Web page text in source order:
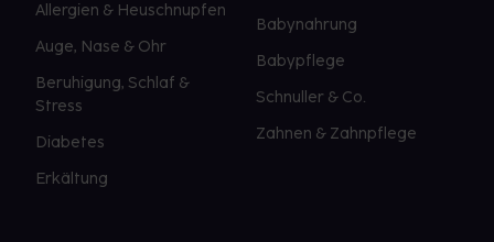
Allergien & Heuschnupfen
Auge, Nase & Ohr
Beruhigung, Schlaf &
Stress
Diabetes
Erkältung
Babynahrung
Babypflege
Schnuller & Co.
Zahnen & Zahnpflege